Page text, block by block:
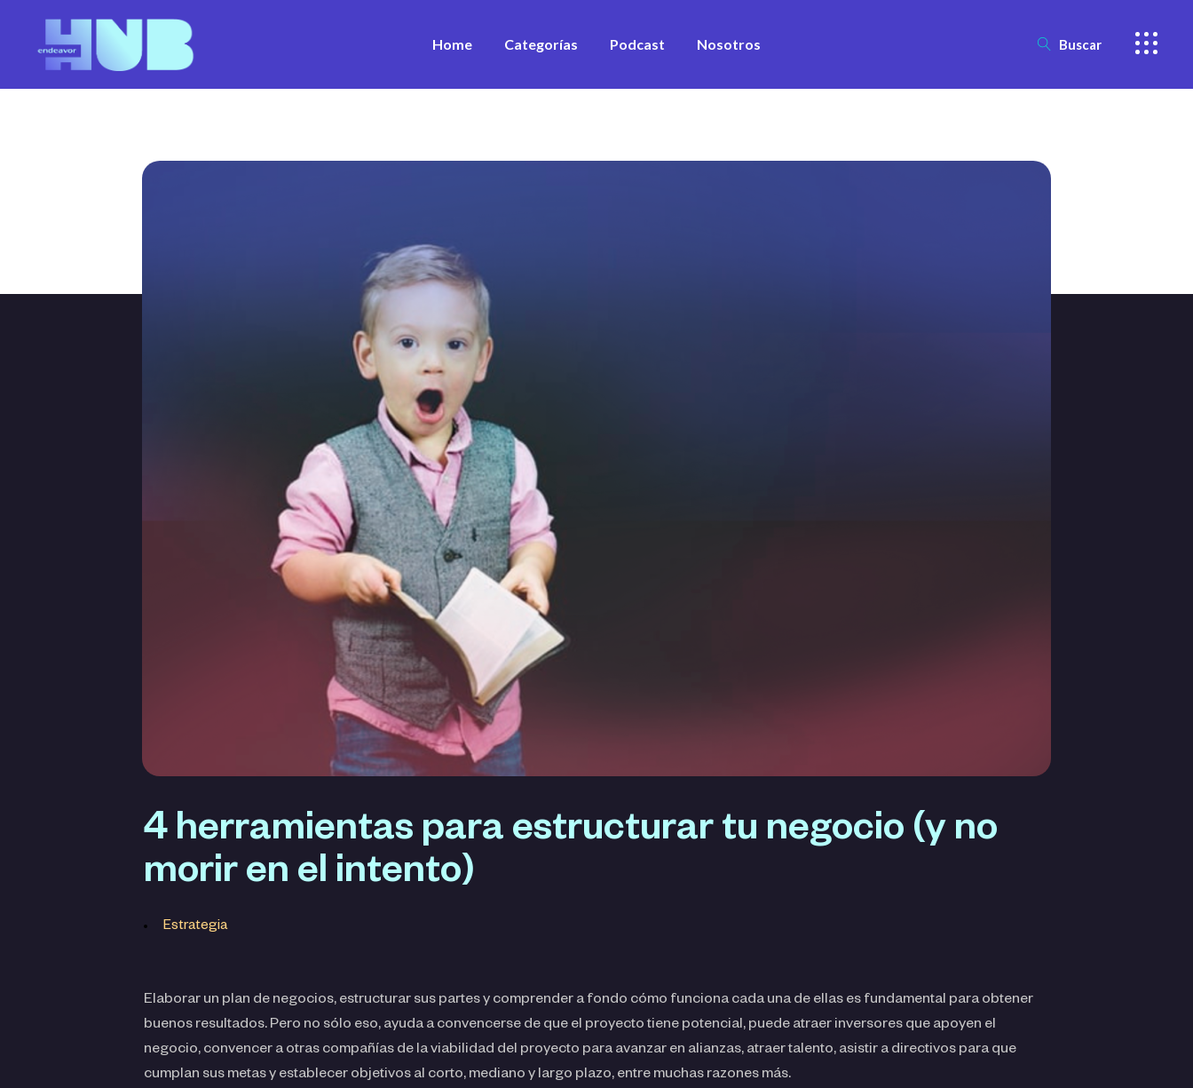
Home Categorías
Estrategia
Podcast Nosotros Buscar
4 herramientas para estructurar tu negocio (y no
morir en el intento)
Estrategia
Elaborar un plan de negocios, estructurar sus partes y comprender a fondo cómo funciona cada una de ellas es fundamental para obtener
buenos resultados. Pero no sólo eso, ayuda a convencerse de que el proyecto tiene potencial, puede atraer inversores que apoyen el
negocio, convencer a otras compañías de la viabilidad del proyecto para avanzar en alianzas, atraer talento, asistir a directivos para que
cumplan sus metas y establecer objetivos al corto, mediano y largo plazo, entre muchas razones más.